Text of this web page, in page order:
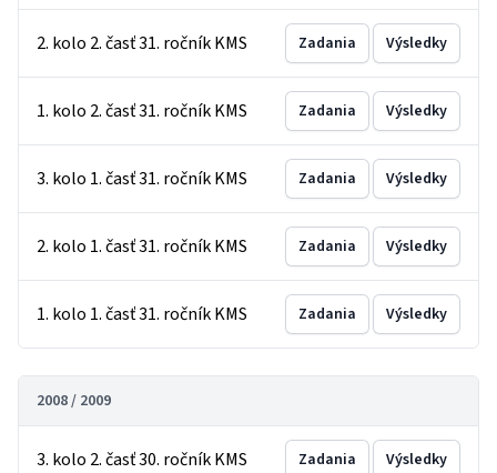
2. kolo 2. časť 31. ročník KMS Zadania Výsledky
1. kolo 2. časť 31. ročník KMS Zadania Výsledky
3. kolo 1. časť 31. ročník KMS Zadania Výsledky
2. kolo 1. časť 31. ročník KMS Zadania Výsledky
1. kolo 1. časť 31. ročník KMS Zadania Výsledky
2008 / 2009
3. kolo 2. časť 30. ročník KMS Zadania Výsledky